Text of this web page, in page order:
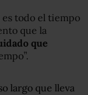
todo el tiempo
que la
que
largo que lleva